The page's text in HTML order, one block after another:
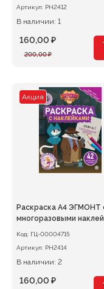
Артикул: РН2412
В наличии: 1
200,00₽
200,00 ₽.
160,00 ₽
Текущая
Акция
Раскраска А4 ЭГМОНТ
многоразовыми
Зверский детектив
Код: ГЦ-00004715
Артикул: РН2414
В наличии: 2
160,00 ₽